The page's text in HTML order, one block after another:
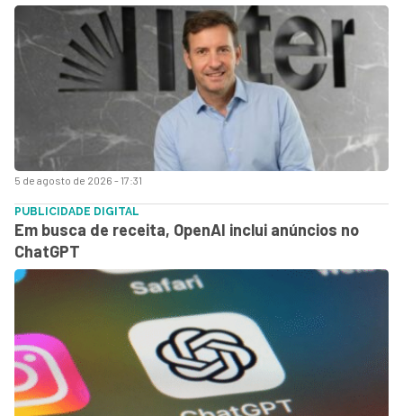
5 de agosto de 2026 - 17:31
PUBLICIDADE DIGITAL
Em busca de receita, OpenAI inclui anúncios no
ChatGPT